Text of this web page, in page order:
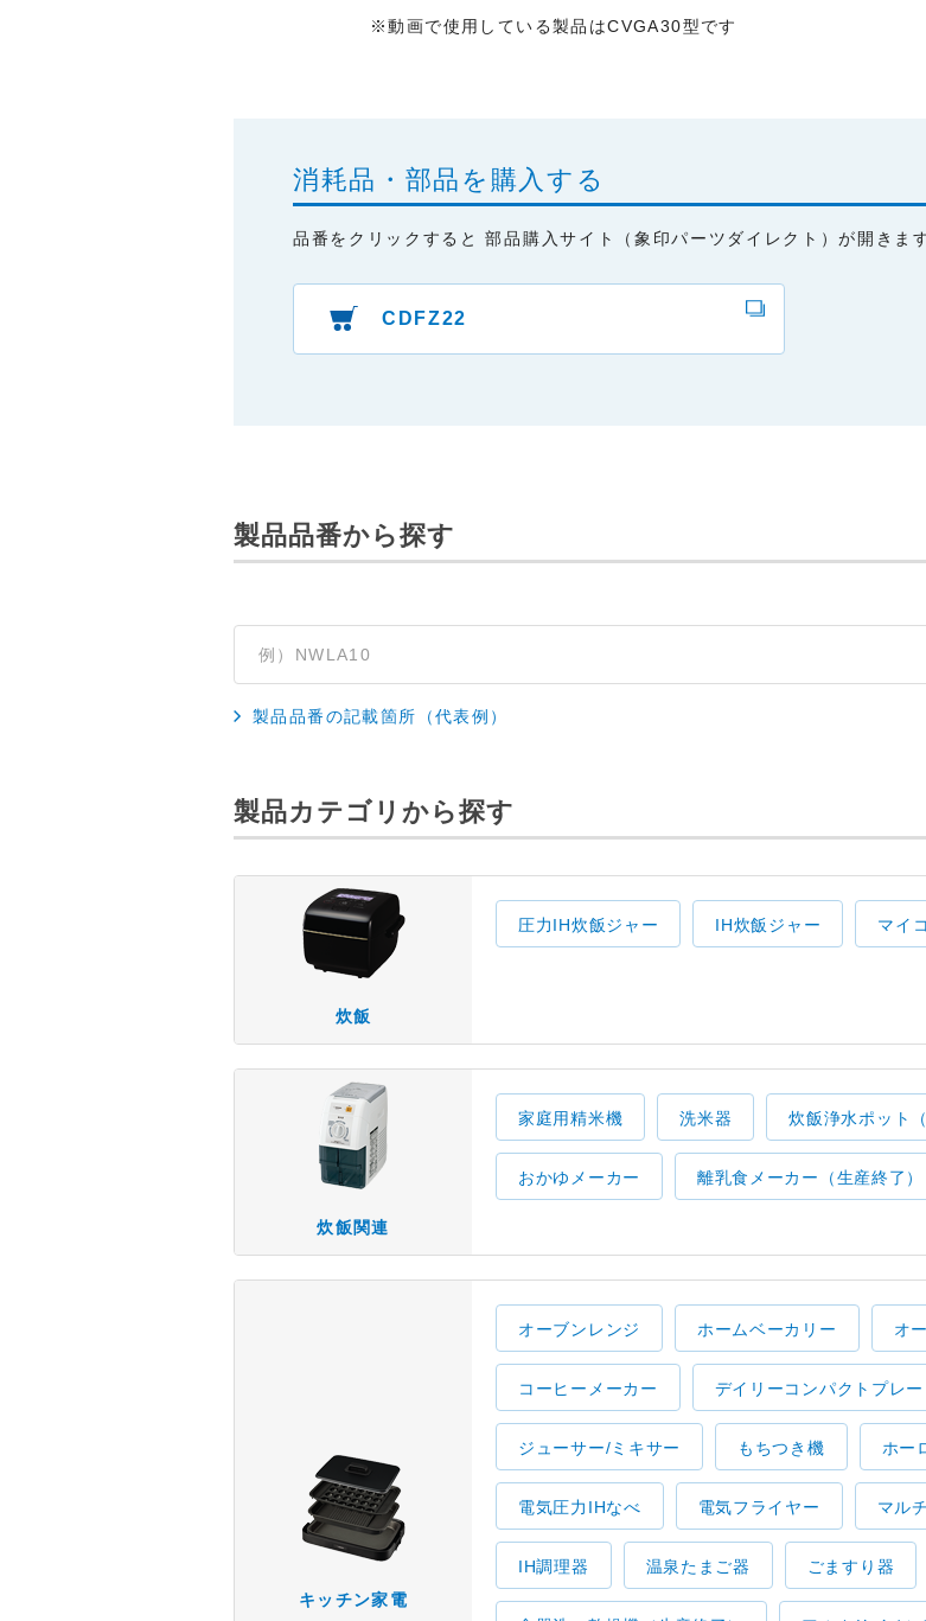
※動画で使用している製品はCVGA30型です
消耗品・部品を購入する
品番をクリックすると 部品購入サイト（象印パーツダイレクト）が開きま
CDFZ22
製品品番から探す
製品品番の記載箇所（代表例）
製品カテゴリから探す
炊飯
圧力IH炊飯ジャー IH炊飯ジャー マイ
炊飯関連
家庭用精米機 洗米器 炊飯浄水ポット
おかゆメーカー 離乳食メーカー（生産終了）
キッチン家電
オーブンレンジ ホームベーカリー オ
コーヒーメーカー デイリーコンパクトプレー
ジューサー/ミキサー もちつき機 ホー
電気圧力IHなべ 電気フライヤー マル
IH調理器 温泉たまご器 ごますり器